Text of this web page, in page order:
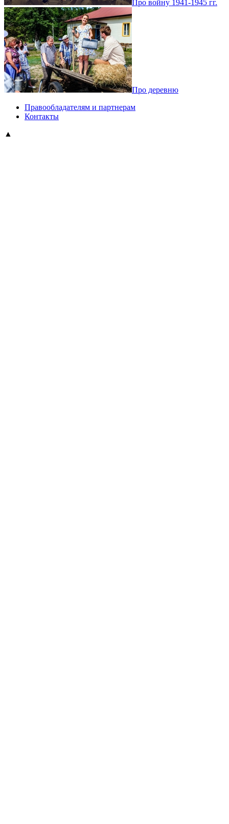
Про войну 1941-1945 гг.
Про деревню
Правообладателям и партнерам
Контакты
▲